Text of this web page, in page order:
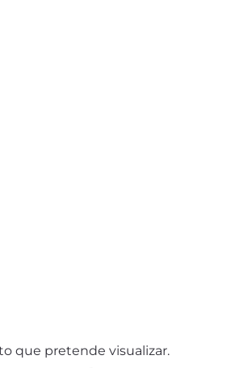
que pretende visualizar.